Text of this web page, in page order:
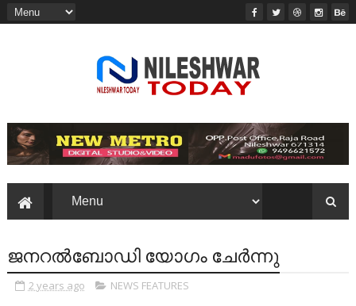
ജനറൽബോഡി യോഗം ചേർന്നു
2 years ago NEWS FEATURES